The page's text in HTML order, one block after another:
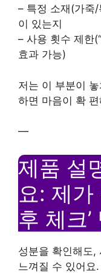
– 특정 소재(가죽
이 있는지
– 사용 횟수 제한
효과 가능)
저는 이 부분이
하면 마음이 확
—
제품 설
요: 제가
후 체크’
성분을 확인해도,
느껴질 수 있어